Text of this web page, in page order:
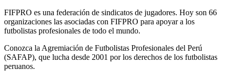
FIFPRO es una federación de sindicatos de jugadores. Hoy son 66
organizaciones las asociadas con FIFPRO para apoyar a los
futbolistas profesionales de todo el mundo.
Conozca la Agremiación de Futbolistas Profesionales del Perú
(SAFAP), que lucha desde 2001 por los derechos de los futbolistas
peruanos.